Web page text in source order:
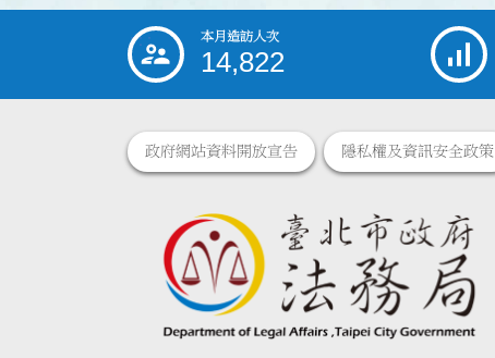
::: 本月造訪人次
14,822
政府網站資料開放宣告 隱私權及資訊安全政策